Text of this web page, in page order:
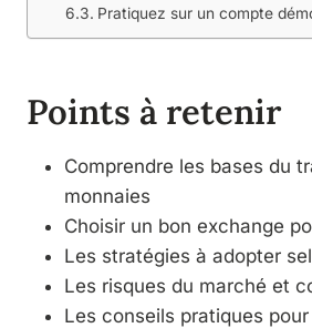
Pratiquez sur un compte
Points à retenir
Comprendre les bases du
monnaies
Choisir un bon exchange
Les stratégies à adopter
Les risques du marché et
Les conseils pratiques